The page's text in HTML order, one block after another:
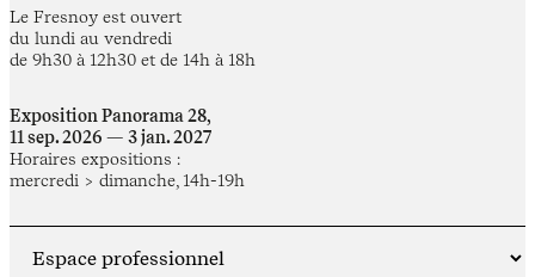
Le Fresnoy est ouvert
du lundi au vendredi
de 9h30 à 12h30 et de 14h à 18h
Exposition Panorama 28,
11 sep. 2026 — 3 jan. 2027
Horaires expositions :
mercredi > dimanche, 14h-19h